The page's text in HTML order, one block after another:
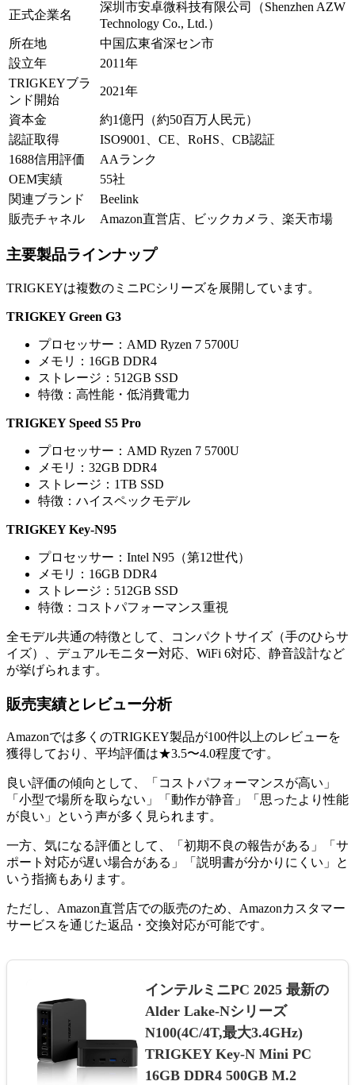
正式企業名
深圳市安卓微科技有限公司（Shenzhen AZW
Technology Co., Ltd.）
所在地
中国広東省深セン市
設立年
2011年
TRIGKEYブラ
ンド開始
2021年
資本金
約1億円（約50百万人民元）
認証取得
ISO9001、CE、RoHS、CB認証
1688信用評価
AAランク
OEM実績
55社
関連ブランド
Beelink
販売チャネル
Amazon直営店、ビックカメラ、楽天市場
主要製品ラインナップ
TRIGKEYは複数のミニPCシリーズを展開しています。
TRIGKEY Green G3
プロセッサー：AMD Ryzen 7 5700U
メモリ：16GB DDR4
ストレージ：512GB SSD
特徴：高性能・低消費電力
TRIGKEY Speed S5 Pro
プロセッサー：AMD Ryzen 7 5700U
メモリ：32GB DDR4
ストレージ：1TB SSD
特徴：ハイスペックモデル
TRIGKEY Key-N95
プロセッサー：Intel N95（第12世代）
メモリ：16GB DDR4
ストレージ：512GB SSD
特徴：コストパフォーマンス重視
全モデル共通の特徴として、コンパクトサイズ（手のひらサ
イズ）、デュアルモニター対応、WiFi 6対応、静音設計など
が挙げられます。
販売実績とレビュー分析
Amazonでは多くのTRIGKEY製品が100件以上のレビューを
獲得しており、平均評価は★3.5〜4.0程度です。
良い評価の傾向として、「コストパフォーマンスが高い」
「小型で場所を取らない」「動作が静音」「思ったより性能
が良い」という声が多く見られます。
一方、気になる評価として、「初期不良の報告がある」「サ
ポート対応が遅い場合がある」「説明書が分かりにくい」と
いう指摘もあります。
ただし、Amazon直営店での販売のため、Amazonカスタマー
サービスを通じた返品・交換対応が可能です。
インテルミニPC 2025 最新の
Alder Lake-Nシリーズ
N100(4C/4T,最大3.4GHz)
TRIGKEY Key-N Mini PC
16GB DDR4 500GB M.2